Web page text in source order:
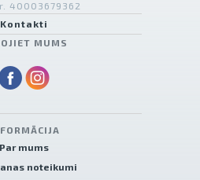
40003679362
Kontakti
MUMS
Par mums
noteikumi